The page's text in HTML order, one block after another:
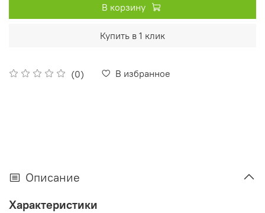
(0) В избранное
В корзину
Купить в 1 клик
Описание
Характеристики